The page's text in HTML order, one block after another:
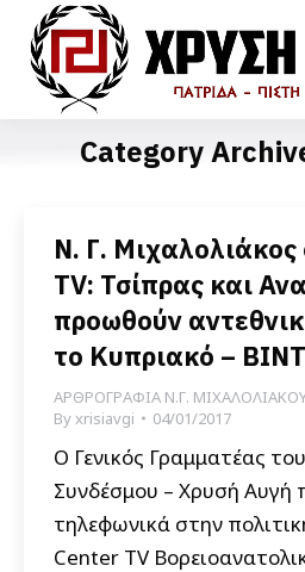
Category
Ν. Γ.
TV: Τσίπρας και
προωθούν
το Κυπριακό –
ΑΡΘΡΟΓΡΑΦΙΑ Ν.Γ.
Byxrisiavgi 04/01/2017
Ο Γενικός Γραμματέας
Συνδέσμου – Χρυσή Αυγή
τηλεφωνικά στην
Center TV